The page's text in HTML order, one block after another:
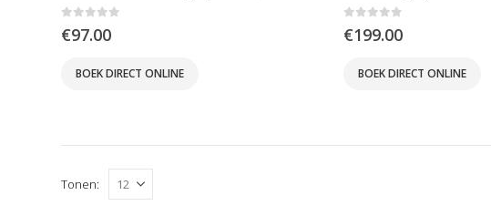
€97.00
BOEK DIRECT ONLINE
€199.00
BOEK DIRECT ONLINE
Tonen: